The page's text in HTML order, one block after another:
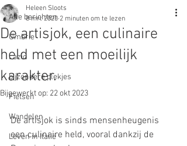
Alle berichten
Umbrie
Lazio
bijzondere plekjes
Fietsen
Wandelen
Leven in Italië
De artisjok, een culinaire
held met een moeilijk
karakter.
Heleen Sloots
8 mrt 2020 2 minuten om te lezen
Bijgewerkt op: 22 okt 2023
De artisjok is sinds mensenheugenis
een culinaire held, vooral dankzij de